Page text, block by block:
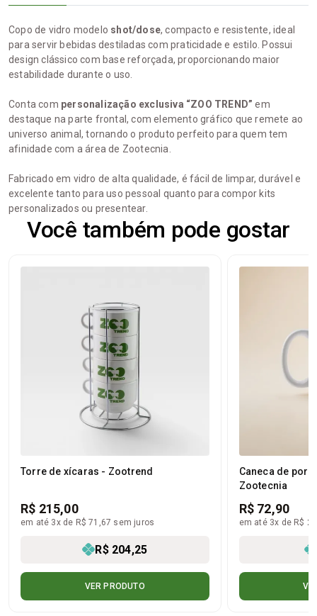
Copo de vidro modelo shot/dose, compacto e resistente, ideal
para servir bebidas destiladas com praticidade e estilo. Possui
design clássico com base reforçada, proporcionando maior
estabilidade durante o uso.
Conta com personalização exclusiva “ZOO TREND” em
destaque na parte frontal, com elemento gráfico que remete ao
universo animal, tornando o produto perfeito para quem tem
afinidade com a área de Zootecnia.
Fabricado em vidro de alta qualidade, é fácil de limpar, durável e
excelente tanto para uso pessoal quanto para compor kits
personalizados ou presentear.
Você também pode gostar
Torre de xícaras - Zootrend
R$ 215,00
R$ 204,25
em até 3x de R$ 71,67 sem juros
VER PRODUTO
Caneca de
Zootecnia
R$ 72,90
em até 3x de R$